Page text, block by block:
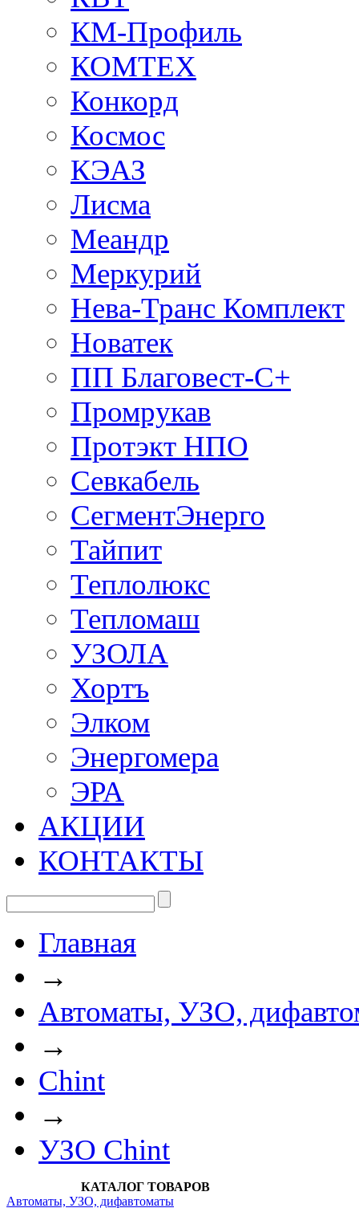
КМ-Профиль
КОМТЕХ
Конкорд
Космос
КЭАЗ
Лисма
Меандр
Меркурий
Нева-Транс Комплект
Новатек
ПП Благовест-С+
Промрукав
Протэкт НПО
Севкабель
СегментЭнерго
Тайпит
Теплолюкс
Тепломаш
УЗОЛА
Хортъ
Элком
Энергомера
ЭРА
АКЦИИ
КОНТАКТЫ
Главная
→
Автоматы, УЗО,
→
Chint
→
УЗО Chint
КАТАЛОГ ТОВАРОВ
Автоматы, УЗО, дифавтоматы